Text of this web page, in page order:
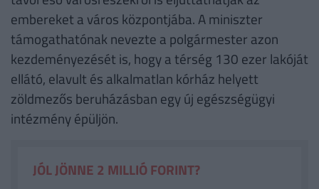
embereket a város központjába. A miniszter
támogathatónak nevezte a polgármester azon
kezdeményezését is, hogy a térség 130 ezer lakóját
ellátó, elavult és alkalmatlan kórház helyett
zöldmezős beruházásban egy új egészségügyi
intézmény épüljön.
JÓL JÖNNE 2 MILLIÓ FORINT?